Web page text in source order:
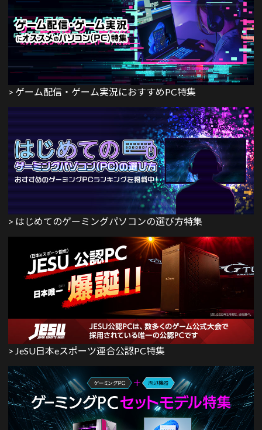
> ゲーム配信・ゲーム実況におすすめPC特集
> はじめてのゲーミングパソコンの選び方特集
> JeSU日本eスポーツ連合公認PC特集